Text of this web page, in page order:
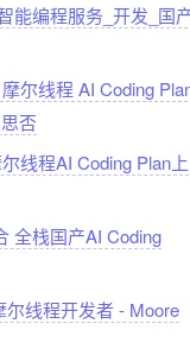
能编程服务_开发_国
尔线程 AI Coding
否
线程AI Coding Plan上
全栈国产AI Coding
线程开发者 - Moore